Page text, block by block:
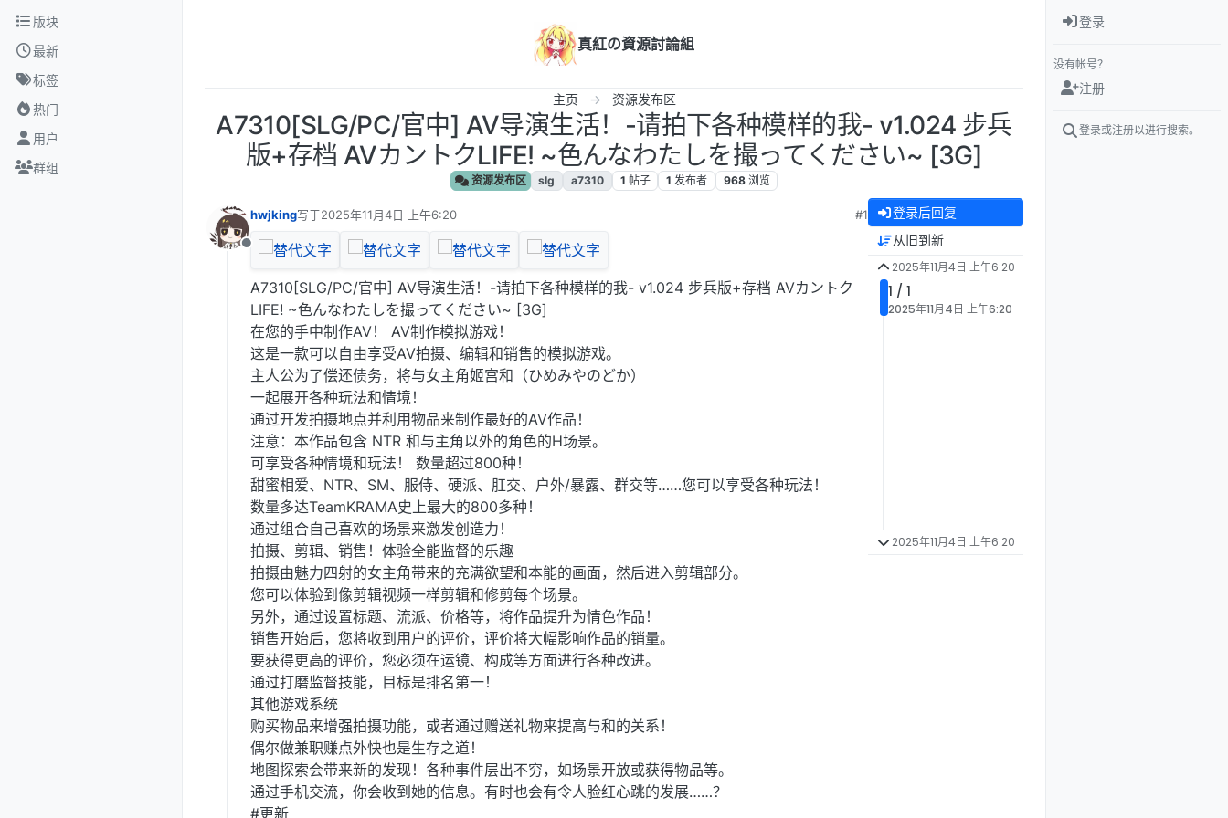
跳转至内容
版块
最新
标签
热门
用户
群组
真紅の資源討論組
主页 资源发布区
A7310[SLG/PC/官中] AV导演生活！-请拍下各种模样的我- v1.024 步兵
版+存档 AVカントクLIFE! ~色んなわたしを撮ってください~ [3G]
资源发布区 slg a7310 1 帖子 1 发布者 968 浏览
离线
hwjking写于2025年11月4日 上午6:20
最后由 编辑
#1
A7310[SLG/PC/官中] AV导演生活！-请拍下各种模样的我- v1.024 步兵版+存档 AVカントク
LIFE! ~色んなわたしを撮ってください~ [3G]
在您的手中制作AV！ AV制作模拟游戏！
这是一款可以自由享受AV拍摄、编辑和销售的模拟游戏。
主人公为了偿还债务，将与女主角姬宫和（ひめみやのどか）
一起展开各种玩法和情境！
通过开发拍摄地点并利用物品来制作最好的AV作品！
注意：本作品包含 NTR 和与主角以外的角色的H场景。
可享受各种情境和玩法！ 数量超过800种！
甜蜜相爱、NTR、SM、服侍、硬派、肛交、户外/暴露、群交等……您可以享受各种玩法！
数量多达TeamKRAMA史上最大的800多种！
通过组合自己喜欢的场景来激发创造力！
拍摄、剪辑、销售！体验全能监督的乐趣
拍摄由魅力四射的女主角带来的充满欲望和本能的画面，然后进入剪辑部分。
您可以体验到像剪辑视频一样剪辑和修剪每个场景。
另外，通过设置标题、流派、价格等，将作品提升为情色作品！
销售开始后，您将收到用户的评价，评价将大幅影响作品的销量。
要获得更高的评价，您必须在运镜、构成等方面进行各种改进。
通过打磨监督技能，目标是排名第一！
其他游戏系统
购买物品来增强拍摄功能，或者通过赠送礼物来提高与和的关系！
偶尔做兼职赚点外快也是生存之道！
地图探索会带来新的发现！各种事件层出不穷，如场景开放或获得物品等。
通过手机交流，你会收到她的信息。有时也会有令人脸红心跳的发展……？
#更新
登录后回复
从旧到新
2025年11月4日 上午6:20
1 / 1
2025年11月4日 上午6:20
2025年11月4日 上午6:20
登录
没有帐号？
注册
登录或注册以进行搜索。